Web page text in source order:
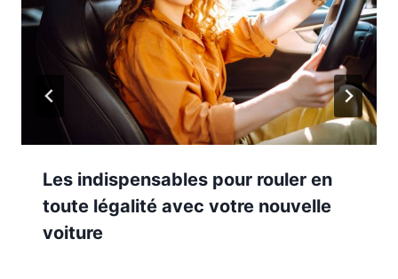
Les indispensables pour rouler en
toute légalité avec votre nouvelle
voiture